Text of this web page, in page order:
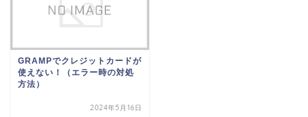
GRAMPでクレジットカードが
使えない！（エラー時の対処
方法）
2024年5月16日